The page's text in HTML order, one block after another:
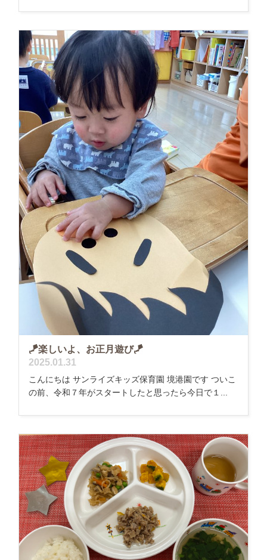
🪁楽しいよ、お正月遊び🪁
2025.01.31
こんにちは サンライズキッズ保育園 境港園です ついこ
の前、令和７年がスタートしたと思ったら今日で１...